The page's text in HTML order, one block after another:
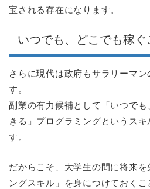
宝される存在になります。
いつでも、どこでも稼ぐ
さらに現代は政府もサラリーマ
す。
副業の有力候補として「いつで
きる」プログラミングというス
す。
だからこそ、大学生の間に将来を
ングスキル」を身につけておく